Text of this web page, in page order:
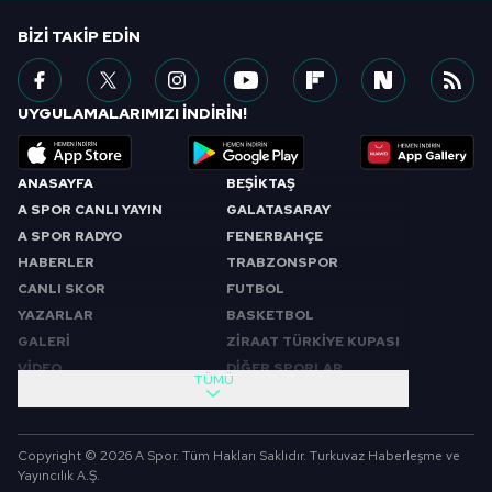
ANASAYFA
A SPOR CANLI YAYIN
A SPOR RADYO
HABERLER
CANLI SKOR
YAZARLAR
GALERİ
VİDEO
BEŞİKTAŞ
GALATASARAY
FENERBAHÇE
TRABZONSPOR
FUTBOL
BASKETBOL
ZİRAAT TÜRKİYE KUPASI
DİĞER SPORLAR
SABAH SPORU
SPOR GÜNDEMİ
FUTBOL
TÜMÜ
BIZI TAKIP EDIN
UYGULAMALARIMIZI İNDİRİN!
Copyright © 2026 A Spor. Tüm Hakları Saklıdır. Turkuvaz Haberleşme ve
Yayıncılık A.Ş.